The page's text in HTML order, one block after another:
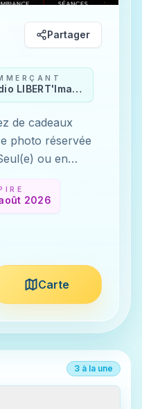
Partager
Studio LIBERT'Image
de cadeaux
photo réservée
où discrétion,
sont
du Cap d’Agde
2026
Carte
3 à la une